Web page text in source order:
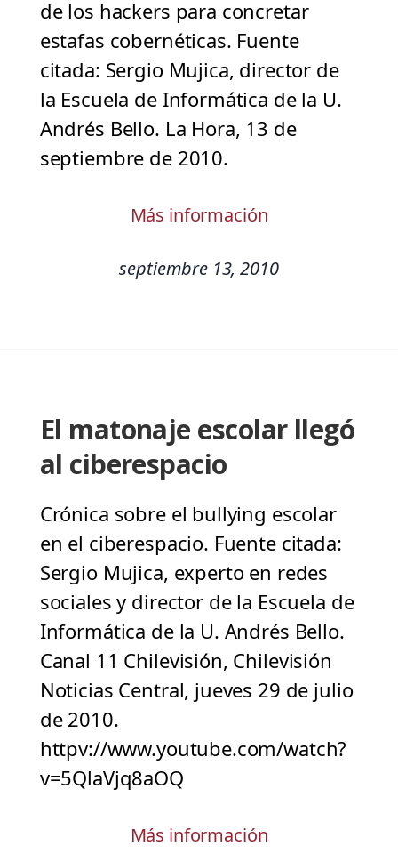
de los hackers para concretar
estafas cobernéticas. Fuente
citada: Sergio Mujica, director de
la Escuela de Informática de la U.
Andrés Bello. La Hora, 13 de
septiembre de 2010.
Más información
septiembre 13, 2010
El matonaje escolar llegó
al ciberespacio
Crónica sobre el bullying escolar
en el ciberespacio. Fuente citada:
Sergio Mujica, experto en redes
sociales y director de la Escuela de
Informática de la U. Andrés Bello.
Canal 11 Chilevisión, Chilevisión
Noticias Central, jueves 29 de julio
de 2010.
httpv://www.youtube.com/watch?
v=5QlaVjq8aOQ
Más información